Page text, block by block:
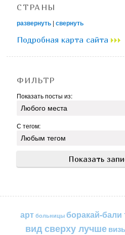
СТРАНЫ
развернуть |свернуть
Подробная карта сайта
ФИЛЬТР
Показать посты из:
С тегом:
арт больницы боракай-бали
вид сверху лучше